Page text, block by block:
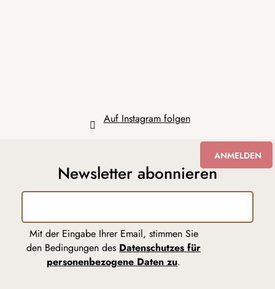
Auf Instagram folgen
Newsletter abonnieren
Mit der Eingabe Ihrer Email, stimmen Sie
den Bedingungen des Datenschutzes für
personenbezogene Daten zu.
ANMELDEN